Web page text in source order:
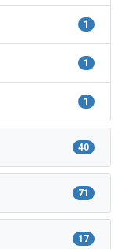
1
1
1
40
71
17